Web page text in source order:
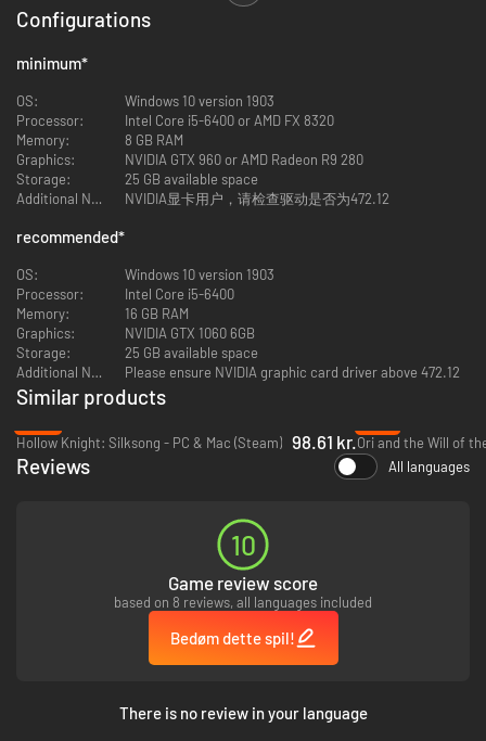
Udforsk mere end tolv unikke områder på et kort i actionplatformsstil
platformsmekanik suppleres af utallige skjulte rum, hemmelige passager
og genveje, med alle mulige belønnende udfordringer, som spillerne kan
gennemføre.
Kortene indlæses løbende for at undgå hyppige overgange, hvilket gør, at
den enorme Torch City føles endnu mere detaljeret og levende.
●Et arkadekampsystem med glidende skift mellem tre
Næven, Boret og Pisken er tre våben med helt forskellige kampstile, der
giver glidende skift mellem mange kombinationer, stor skade og
med deres egne våben og angreb, og de arbejder alle sammen for at
Configurations
minimum*
OS:
Windows 10 version 1903
Processor:
Intel Core i5-6400 or AMD FX 8320
Memory:
8 GB RAM
Graphics:
NVIDIA GTX 960 or AMD Radeon R9 280
Storage:
25 GB available space
Additional Notes:
NVIDIA显卡用户，请检查驱动是否为472.12
recommended*
OS:
Windows 10 version 1903
Processor:
Intel Core i5-6400
Memory:
16 GB RAM
Graphics:
NVIDIA GTX 1060 6GB
Storage:
25 GB available space
Additional Notes:
Please ensure NVIDIA graphic card driver above 472.12
Similar products
Hollow Knight: Silksong - PC & Mac (Steam) 98.61 kr.Ori and the Will of
Reviews All languages
10
Game review score
based on 8 reviews, all languages included
Bedøm dette spil!
There is no review in your language